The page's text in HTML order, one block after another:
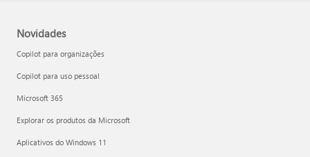
Novidades
Copilot para organizações
Copilot para uso pessoal
Microsoft 365
Explorar os produtos da Microsoft
Aplicativos do Windows 11